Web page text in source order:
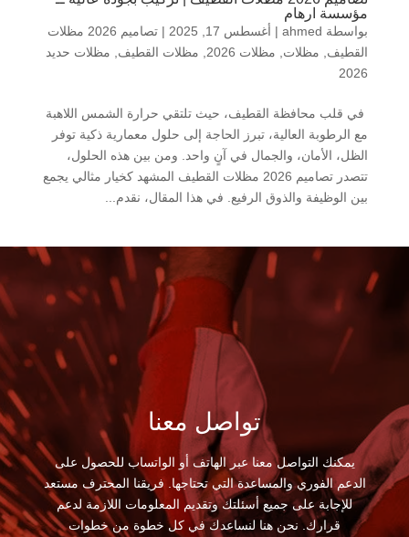
مؤسسة ارهام
بواسطة ahmed
| أغسطس 17, 2025 |
تصاميم 2026 مظلات
القطيف, مظلات, مظلات 2026 , مظلات القطيف, مظلات حديد
2026
في قلب محافظة القطيف، حيث تلتقي حرارة الشمس اللاهبة
مع الرطوبة العالية، تبرز الحاجة إلى حلول معمارية ذكية توفر
الظل، الأمان، والجمال في آنٍ واحد. ومن بين هذه الحلول،
تتصدر تصاميم 2026 مظلات القطيف المشهد كخيار مثالي يجمع
بين الوظيفة والذوق الرفيع. في هذا المقال، نقدم...
تواصل معنا
يمكنك التواصل معنا عبر الهاتف أو الواتساب للحصول على
الدعم الفوري والمساعدة التي تحتاجها. فريقنا المحترف مستعد
للإجابة على جميع أسئلتك وتقديم المعلومات اللازمة لدعم
قرارك. نحن هنا لنساعدك في كل خطوة من خطوات